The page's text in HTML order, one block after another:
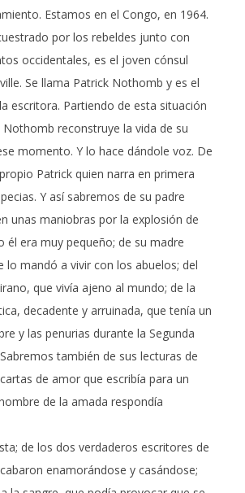
Estamos en el Congo, en 1964.
por los rebeldes junto con
occidentales, es el joven cónsul
Se llama Patrick Nothomb y es el
escritora. Partiendo de esta situación
reconstruye la vida de su
momento. Y lo hace dándole voz. De
Patrick quien narra en primera
Y así sabremos de su padre
unas maniobras por la explosión de
él era muy pequeño; de su madre
lo mandó a vivir con los abuelos; del
que vivía ajeno al mundo; de la
decadente y arruinada, que tenía un
y las penurias durante la Segunda
también de sus lecturas de
de amor que escribía para un
de la amada respondía
de los dos verdaderos escritores de
enamorándose y casándose;